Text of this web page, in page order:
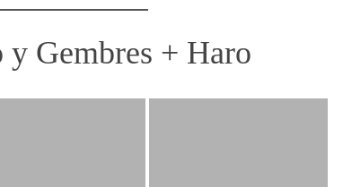
y Gembres + Haro